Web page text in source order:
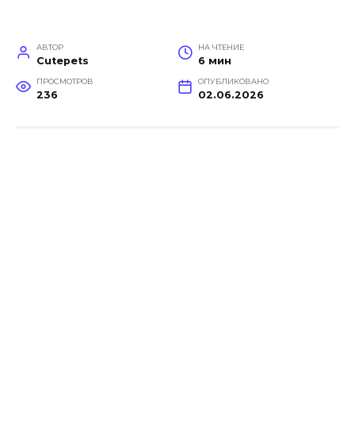
АВТОР
Cutepets
НА ЧТЕНИЕ
6 мин
ПРОСМОТРОВ
236
ОПУБЛИКОВАНО
02.06.2026